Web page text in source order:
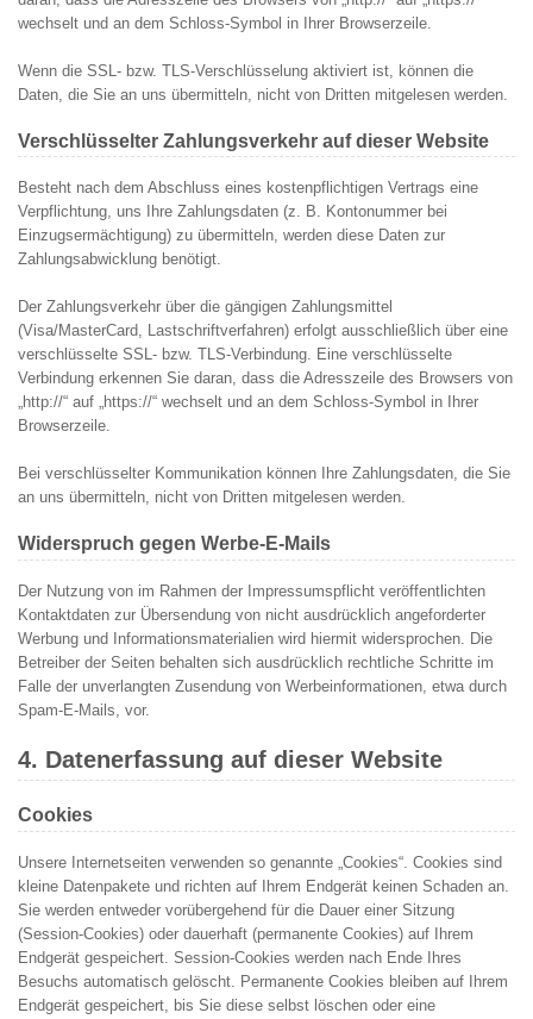
wechselt und an dem Schloss-Symbol in Ihrer Browserzeile.
Wenn die SSL- bzw. TLS-Verschlüsselung aktiviert ist, können die
Daten, die Sie an uns übermitteln, nicht von Dritten mitgelesen werden.
Verschlüsselter Zahlungsverkehr auf dieser Website
Besteht nach dem Abschluss eines kostenpflichtigen Vertrags eine
Verpflichtung, uns Ihre Zahlungsdaten (z. B. Kontonummer bei
Einzugsermächtigung) zu übermitteln, werden diese Daten zur
Zahlungsabwicklung benötigt.
Der Zahlungsverkehr über die gängigen Zahlungsmittel
(Visa/MasterCard, Lastschriftverfahren) erfolgt ausschließlich über eine
verschlüsselte SSL- bzw. TLS-Verbindung. Eine verschlüsselte
Verbindung erkennen Sie daran, dass die Adresszeile des Browsers von
„http://“ auf „https://“ wechselt und an dem Schloss-Symbol in Ihrer
Browserzeile.
Bei verschlüsselter Kommunikation können Ihre Zahlungsdaten, die Sie
an uns übermitteln, nicht von Dritten mitgelesen werden.
Widerspruch gegen Werbe-E-Mails
Der Nutzung von im Rahmen der Impressumspflicht veröffentlichten
Kontaktdaten zur Übersendung von nicht ausdrücklich angeforderter
Werbung und Informationsmaterialien wird hiermit widersprochen. Die
Betreiber der Seiten behalten sich ausdrücklich rechtliche Schritte im
Falle der unverlangten Zusendung von Werbeinformationen, etwa durch
Spam-E-Mails, vor.
4. Datenerfassung auf dieser Website
Cookies
Unsere Internetseiten verwenden so genannte „Cookies“. Cookies sind
kleine Datenpakete und richten auf Ihrem Endgerät keinen Schaden an.
Sie werden entweder vorübergehend für die Dauer einer Sitzung
(Session-Cookies) oder dauerhaft (permanente Cookies) auf Ihrem
Endgerät gespeichert. Session-Cookies werden nach Ende Ihres
Besuchs automatisch gelöscht. Permanente Cookies bleiben auf Ihrem
Endgerät gespeichert, bis Sie diese selbst löschen oder eine